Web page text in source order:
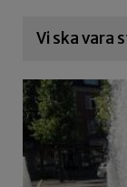
Vi ska vara